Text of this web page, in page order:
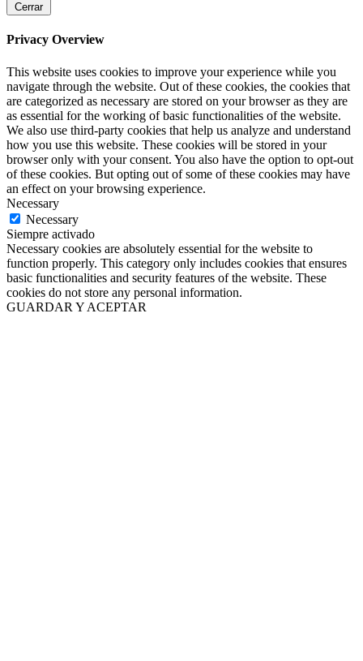
Cerrar
Privacy Overview
This website uses cookies to improve your experience while you
navigate through the website. Out of these cookies, the cookies that
are categorized as necessary are stored on your browser as they are
as essential for the working of basic functionalities of the website.
We also use third-party cookies that help us analyze and understand
how you use this website. These cookies will be stored in your
browser only with your consent. You also have the option to opt-out
of these cookies. But opting out of some of these cookies may have
an effect on your browsing experience.
Necessary
Necessary
Siempre activado
Necessary cookies are absolutely essential for the website to
function properly. This category only includes cookies that ensures
basic functionalities and security features of the website. These
cookies do not store any personal information.
GUARDAR Y ACEPTAR